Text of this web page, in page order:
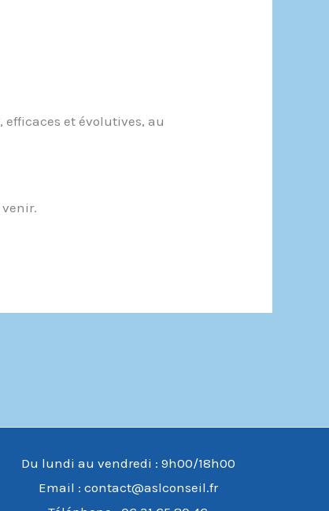
et évolutives, au
Du lundi au vendredi : 9h00/18h00
Email : contact@aslconseil.fr